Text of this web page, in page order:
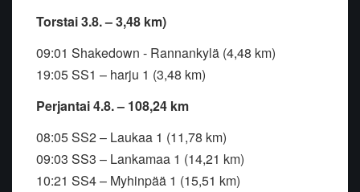
Torstai 3.8. – 3,48 km)
09:01 Shakedown - Rannankylä (4,48 km)
19:05 SS1 – harju 1 (3,48 km)
Perjantai 4.8. – 108,24 km
08:05 SS2 – Laukaa 1 (11,78 km)
09:03 SS3 – Lankamaa 1 (14,21 km)
10:21 SS4 – Myhinpää 1 (15,51 km)